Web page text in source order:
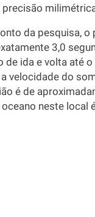
da pesquisa, o
3,0
ida e volta até
velocidade do
é de
neste local